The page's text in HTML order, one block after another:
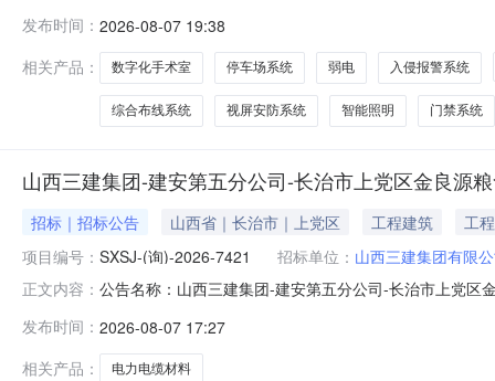
条件，现对该项目的智能化工程采用资格后审的方式进
括视屏安防
发布时间： 2026-08-07 19:38
相关产品：
数字化手术室 停车场系统 弱电 入侵报警系统
综合布线系统 视屏安防系统 智能照明 门禁系统
山西三建集团-建安第五分公司-长治市上党区金良源
招标｜招标公告 山西省｜长治市｜上党区 工程建筑
工程
项目编号： SXSJ-(询)-2026-7421 招标单位： 山西三建集团有限
正文内容： 公告名称：山西三建集团-建安第五分公司-长治市上党区
设项目设计、施工总承包-电力电缆材料采购采购公告采
发布时间： 2026-08-07 17:27
相关产品：
电力电缆材料